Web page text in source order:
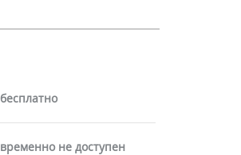
бесплатно
временно не доступен